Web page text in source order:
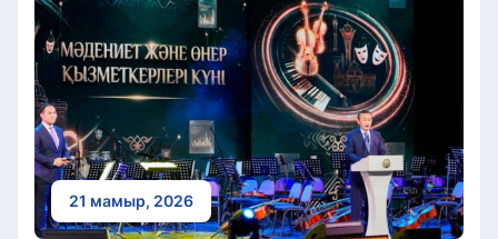
21 мамыр, 2026